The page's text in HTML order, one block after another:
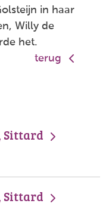
in haar
Willy de
het.
terug
Sittard
Sittard